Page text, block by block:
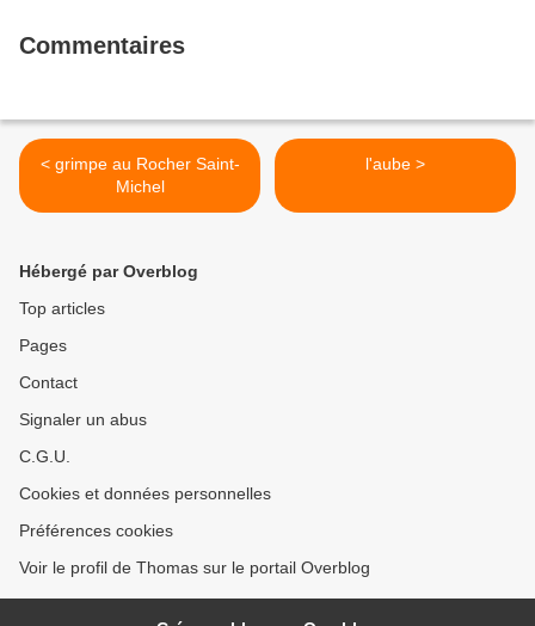
Commentaires
< grimpe au Rocher Saint-
Michel
l'aube >
Hébergé par Overblog
Top articles
Pages
Contact
Signaler un abus
C.G.U.
Cookies et données personnelles
Préférences cookies
Voir le profil de Thomas sur le portail Overblog